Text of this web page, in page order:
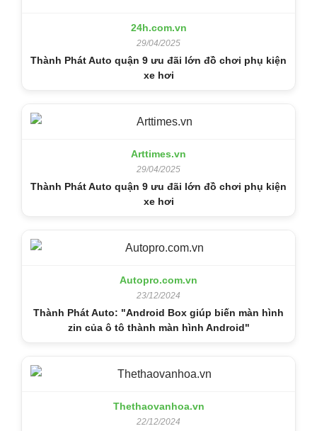
24h.com.vn
29/04/2025
Thành Phát Auto quận 9 ưu đãi lớn đồ chơi phụ kiện
xe hơi
Arttimes.vn
29/04/2025
Thành Phát Auto quận 9 ưu đãi lớn đồ chơi phụ kiện
xe hơi
Autopro.com.vn
23/12/2024
Thành Phát Auto: "Android Box giúp biến màn hình
zin của ô tô thành màn hình Android"
Thethaovanhoa.vn
22/12/2024